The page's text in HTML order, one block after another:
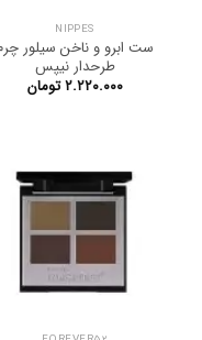
NIPPES
ست ابرو و ناخن سیلور
طرحدار نیپس
۲.۲۲۰.۰۰۰ تومان